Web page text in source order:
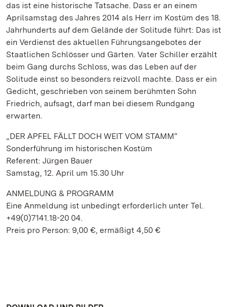
das ist eine historische Tatsache. Dass er an einem
Aprilsamstag des Jahres 2014 als Herr im Kostüm des 18.
Jahrhunderts auf dem Gelände der Solitude führt: Das ist
ein Verdienst des aktuellen Führungsangebotes der
Staatlichen Schlösser und Gärten. Vater Schiller erzählt
beim Gang durchs Schloss, was das Leben auf der
Solitude einst so besonders reizvoll machte. Dass er ein
Gedicht, geschrieben von seinem berühmten Sohn
Friedrich, aufsagt, darf man bei diesem Rundgang
erwarten.
„DER APFEL FÄLLT DOCH WEIT VOM STAMM“
Sonderführung im historischen Kostüm
Referent: Jürgen Bauer
Samstag, 12. April um 15.30 Uhr
ANMELDUNG & PROGRAMM
Eine Anmeldung ist unbedingt erforderlich unter Tel.
+49(0)7141.18-20 04.
Preis pro Person: 9,00 €, ermäßigt 4,50 €